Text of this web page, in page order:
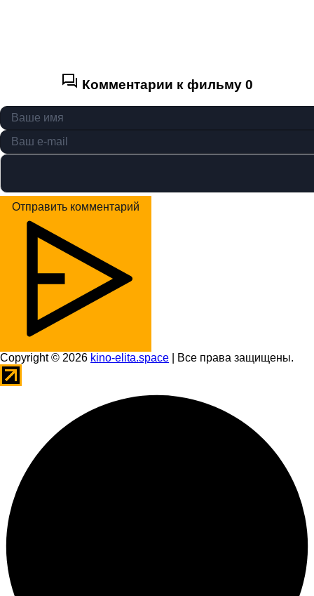
Комментарии к фильму 0
Отправить комментарий
Copyright © 2026 kino-elita.space | Все права защищены.